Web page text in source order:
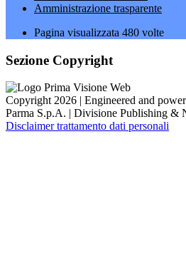
Amministrazione trasparente
Pagina visualizzata 480 volte
Sezione Copyright
Copyright 2026 | Engineered and
Parma S.p.A. | Divisione Publishing &
Disclaimer trattamento dati personali